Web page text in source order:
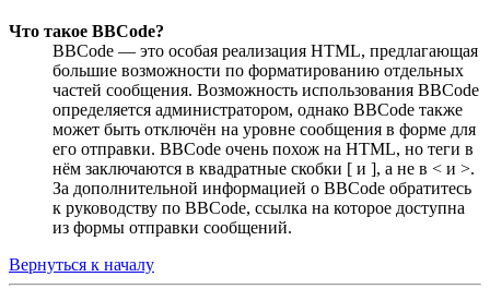
Что такое BBCode?
BBCode — это особая реализация HTML, предлагающая
большие возможности по форматированию отдельных
частей сообщения. Возможность использования BBCode
определяется администратором, однако BBCode также
может быть отключён на уровне сообщения в форме для
его отправки. BBCode очень похож на HTML, но теги в
нём заключаются в квадратные скобки [ и ], а не в < и >.
За дополнительной информацией о BBCode обратитесь
к руководству по BBCode, ссылка на которое доступна
из формы отправки сообщений.
Вернуться к началу